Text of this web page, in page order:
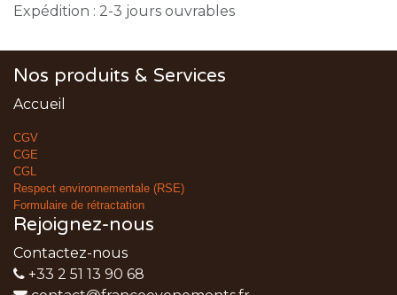
Expédition : 2-3 jours ouvrables
Nos produits & Services
Accueil
CGV
CGE
CGL
Respect environnementale (RSE)
Formulaire de rétractation
Rejoignez-nous
Contactez-nous
+33 2 51 13 90 68